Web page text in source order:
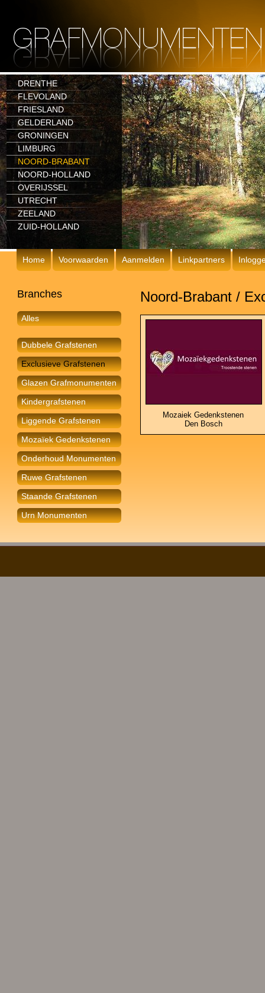
DRENTHE
FLEVOLAND
FRIESLAND
GELDERLAND
GRONINGEN
LIMBURG
NOORD-BRABANT
NOORD-HOLLAND
OVERIJSSEL
UTRECHT
ZEELAND
ZUID-HOLLAND
Home Voorwaarden Aanmelden Linkpartners
Branches
Alles
Dubbele Grafstenen
Exclusieve Grafstenen
Glazen Grafmonumenten
Kindergrafstenen
Liggende Grafstenen
Mozaïek Gedenkstenen
Onderhoud Monumenten
Ruwe Grafstenen
Staande Grafstenen
Urn Monumenten
Noord-Brabant /
Mozaiek Gedenkstenen
Den Bosch